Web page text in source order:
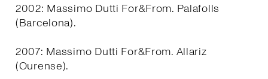
2002: Massimo Dutti For&From. Palafolls
(Barcelona).
2007: Massimo Dutti For&From. Allariz
(Ourense).